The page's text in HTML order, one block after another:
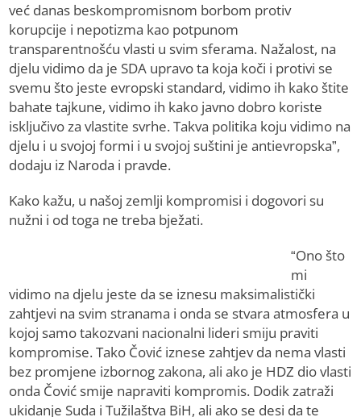
već danas beskompromisnom borbom protiv
korupcije i nepotizma kao potpunom
transparentnošću vlasti u svim sferama. Nažalost, na
djelu vidimo da je SDA upravo ta koja koči i protivi se
svemu što jeste evropski standard, vidimo ih kako štite
bahate tajkune, vidimo ih kako javno dobro koriste
isključivo za vlastite svrhe. Takva politika koju vidimo na
djelu i u svojoj formi i u svojoj suštini je antievropska”,
dodaju iz Naroda i pravde.
Kako kažu, u našoj zemlji kompromisi i dogovori su
nužni i od toga ne treba bježati.
“Ono što
mi
vidimo na djelu jeste da se iznesu maksimalistički
zahtjevi na svim stranama i onda se stvara atmosfera u
kojoj samo takozvani nacionalni lideri smiju praviti
kompromise. Tako Čović iznese zahtjev da nema vlasti
bez promjene izbornog zakona, ali ako je HDZ dio vlasti
onda Čović smije napraviti kompromis. Dodik zatraži
ukidanje Suda i Tužilaštva BiH, ali ako se desi da te